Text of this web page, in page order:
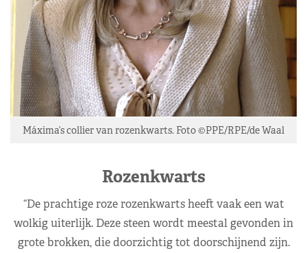
Máxima’s collier van rozenkwarts. Foto ©PPE/RPE/de Waal
Rozenkwarts
“De prachtige roze rozenkwarts heeft vaak een wat
wolkig uiterlijk. Deze steen wordt meestal gevonden in
grote brokken, die doorzichtig tot doorschijnend zijn.